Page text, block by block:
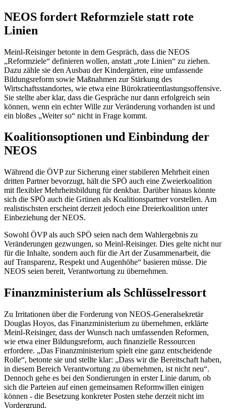
NEOS fordert Reformziele statt rote
Linien
Meinl-Reisinger betonte in dem Gespräch, dass die NEOS
„Reformziele“ definieren wollen, anstatt „rote Linien“ zu ziehen.
Dazu zähle sie den Ausbau der Kindergärten, eine umfassende
Bildungsreform sowie Maßnahmen zur Stärkung des
Wirtschaftsstandortes, wie etwa eine Bürokratieentlastungsoffensive.
Sie stellte aber klar, dass die Gespräche nur dann erfolgreich sein
können, wenn ein echter Wille zur Veränderung vorhanden ist und
ein bloßes „Weiter so“ nicht in Frage kommt.
Koalitionsoptionen und Einbindung der
NEOS
Während die ÖVP zur Sicherung einer stabileren Mehrheit einen
dritten Partner bevorzugt, hält die SPÖ auch eine Zweierkoalition
mit flexibler Mehrheitsbildung für denkbar. Darüber hinaus könnte
sich die SPÖ auch die Grünen als Koalitionspartner vorstellen. Am
realistischsten erscheint derzeit jedoch eine Dreierkoalition unter
Einbeziehung der NEOS.
Sowohl ÖVP als auch SPÖ seien nach dem Wahlergebnis zu
Veränderungen gezwungen, so Meinl-Reisinger. Dies gelte nicht nur
für die Inhalte, sondern auch für die Art der Zusammenarbeit, die
auf Transparenz, Respekt und Augenhöhe“ basieren müsse. Die
NEOS seien bereit, Verantwortung zu übernehmen.
Finanzministerium als Schlüsselressort
Zu Irritationen über die Forderung von NEOS-Generalsekretär
Douglas Hoyos, das Finanzministerium zu übernehmen, erklärte
Meinl-Reisinger, dass der Wunsch nach umfassenden Reformen,
wie etwa einer Bildungsreform, auch finanzielle Ressourcen
erfordere. „Das Finanzministerium spielt eine ganz entscheidende
Rolle“, betonte sie und stellte klar: „Dass wir die Bereitschaft haben,
in diesem Bereich Verantwortung zu übernehmen, ist nicht neu“.
Dennoch gehe es bei den Sondierungen in erster Linie darum, ob
sich die Parteien auf einen gemeinsamen Reformwillen einigen
können - die Besetzung konkreter Posten stehe derzeit nicht im
Vordergrund.